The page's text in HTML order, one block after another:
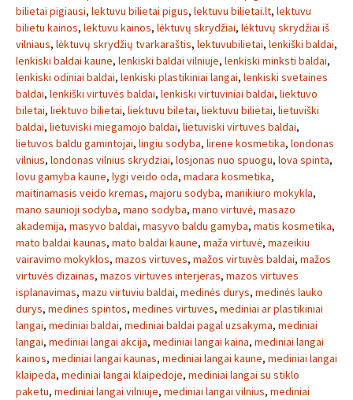
bilietai pigiausi, lektuvu bilietai pigus, lektuvu bilietai.lt, lektuvu
bilietu kainos, lektuvu kainos, lėktuvų skrydžiai, lėktuvų skrydžiai iš
vilniaus, lėktuvų skrydžių tvarkaraštis, lektuvubilietai, lenkiški baldai,
lenkiski baldai kaune, lenkiski baldai vilniuje, lenkiski minksti baldai,
lenkiski odiniai baldai, lenkiski plastikiniai langai, lenkiski svetaines
baldai, lenkiški virtuvės baldai, lenkiski virtuviniai baldai, liektuvo
biletai, liektuvo bilietai, liektuvu biletai, liektuvu bilietai, lietuviški
baldai, lietuviski miegamojo baldai, lietuviski virtuves baldai,
lietuvos baldu gamintojai, lingiu sodyba, lirene kosmetika, londonas
vilnius, londonas vilnius skrydziai, losjonas nuo spuogu, lova spinta,
lovu gamyba kaune, lygi veido oda, madara kosmetika,
maitinamasis veido kremas, majoru sodyba, manikiuro mokykla,
mano saunioji sodyba, mano sodyba, mano virtuvė, masazo
akademija, masyvo baldai, masyvo baldu gamyba, matis kosmetika,
mato baldai kaunas, mato baldai kaune, maža virtuvė, mazeikiu
vairavimo mokyklos, mazos virtuves, mažos virtuvės baldai, mažos
virtuvės dizainas, mazos virtuves interjeras, mazos virtuves
isplanavimas, mazu virtuviu baldai, medinės durys, medinės lauko
durys, medines spintos, medines virtuves, mediniai ar plastikiniai
langai, mediniai baldai, mediniai baldai pagal uzsakyma, mediniai
langai, mediniai langai akcija, mediniai langai kaina, mediniai langai
kainos, mediniai langai kaunas, mediniai langai kaune, mediniai langai
klaipeda, mediniai langai klaipedoje, mediniai langai su stiklo
paketu, mediniai langai vilniuje, mediniai langai vilnius, mediniai